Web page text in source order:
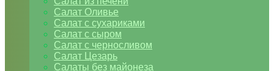
Салат Оливье
Салат с сухариками
Салат с сыром
Салат с черносливом
Салат Цезарь
Салаты без майонеза